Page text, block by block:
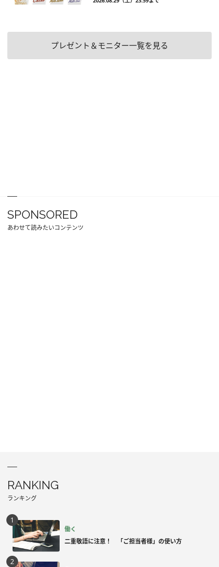
プレゼント＆モニター一覧を見る
SPONSORED
あわせて読みたいコンテンツ
RANKING
ランキング
働く
二重敬語に注意！ 「ご担当者様」の使い方